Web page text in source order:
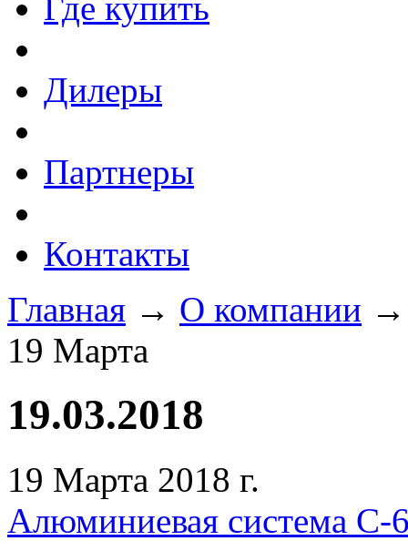
Дилеры
Партнеры
Контакты
Главная → O компании →
19 Марта
19.03.2018
19 Марта 2018 г.
Алюминиевая система С-